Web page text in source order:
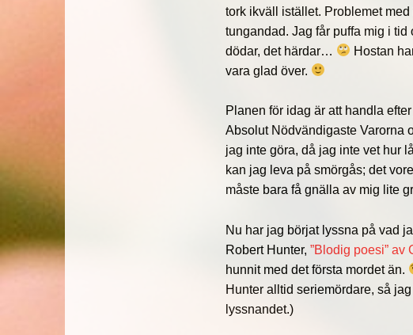
tork ikväll istället. Problemet
tungandad. Jag får puffa mig i
dödar, det härdar…
Hostan
vara glad över.
Planen för idag är att handla
Absolut Nödvändigaste Varorna
jag inte göra, då jag inte vet hur
kan jag leva på smörgås; det
måste bara få gnälla av mig lite
Nu har jag börjat lyssna på vad
Robert Hunter,”Blodig poesi” av
hunnit med det första mordet än.
Hunter alltid seriemördare, så
lyssnandet.)